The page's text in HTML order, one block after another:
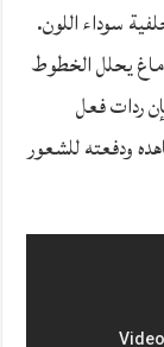
سوداء اللون.
يحلل الخطوط
ردات فعل
ودفعته للشعور